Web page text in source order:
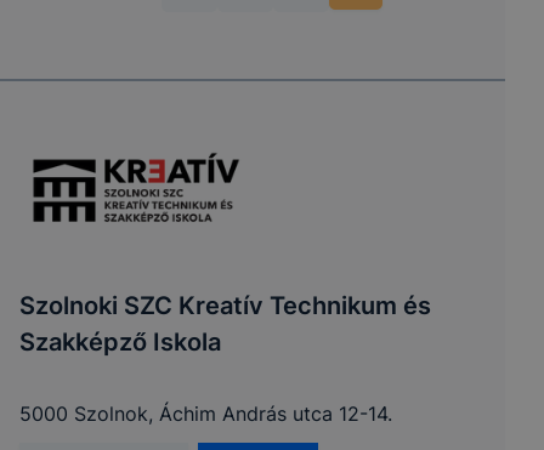
Szolnoki SZC Kreatív Technikum és
Szakképző Iskola
5000 Szolnok, Áchim András utca 12-14.